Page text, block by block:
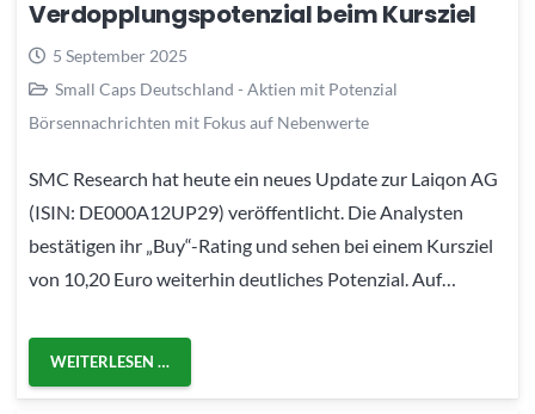
Verdopplungspotenzial beim Kursziel
5 September 2025
Small Caps Deutschland - Aktien mit Potenzial
Börsennachrichten mit Fokus auf Nebenwerte
SMC Research hat heute ein neues Update zur Laiqon AG
(ISIN: DE000A12UP29) veröffentlicht. Die Analysten
bestätigen ihr „Buy“-Rating und sehen bei einem Kursziel
von 10,20 Euro weiterhin deutliches Potenzial. Auf…
WEITERLESEN …